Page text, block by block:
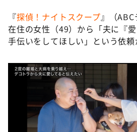
探偵！ナイトスクープ
news おかえり
河合＆A.B.C-Z塚田×福井アナ「
DAIGOも台所 ～きょうの献立 何
本日はダイアンなり！シーズン２
朝だ！生です旅サラダ
教えて！ニュースライブ 正義の
『探偵！ナイトスクープ』（
在住の女性（49）から「夫に『
手伝いをしてほしい」という依頼